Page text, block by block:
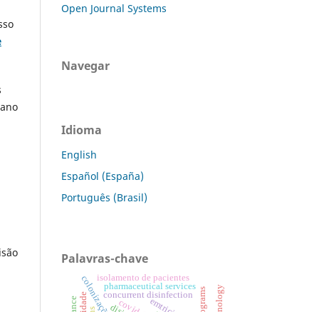
Open Journal Systems
Navegar
Idioma
English
Español (España)
Português (Brasil)
Palavras-chave
concurrent disinfection
pharmaceutical services
isolamento de pacientes